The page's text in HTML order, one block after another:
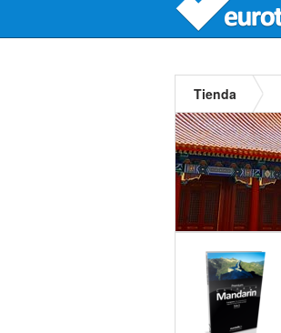
Tienda